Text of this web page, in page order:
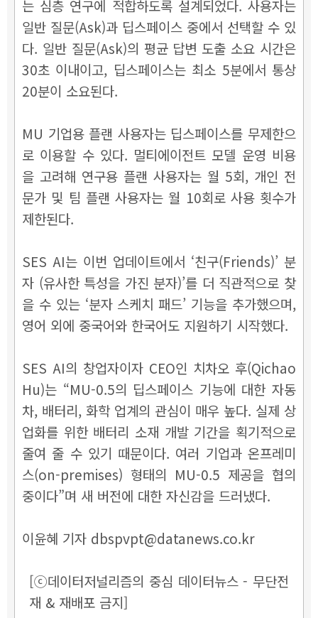
는 심층 연구에 적합하도록 설계되었다. 사용자는
일반 질문(Ask)과 딥스페이스 중에서 선택할 수 있
다. 일반 질문(Ask)의 평균 답변 도출 소요 시간은
30초 이내이고, 딥스페이스는 최소 5분에서 통상
20분이 소요된다.
MU 기업용 플랜 사용자는 딥스페이스를 무제한으
로 이용할 수 있다. 멀티에이전트 모델 운영 비용
을 고려해 연구용 플랜 사용자는 월 5회, 개인 전
문가 및 팀 플랜 사용자는 월 10회로 사용 횟수가
제한된다.
SES AI는 이번 업데이트에서 ‘친구(Friends)’ 분
자 (유사한 특성을 가진 분자)’를 더 직관적으로 찾
을 수 있는 ‘분자 스케치 패드’ 기능을 추가했으며,
영어 외에 중국어와 한국어도 지원하기 시작했다.
SES AI의 창업자이자 CEO인 치차오 후(Qichao
Hu)는 “MU-0.5의 딥스페이스 기능에 대한 자동
차, 배터리, 화학 업계의 관심이 매우 높다. 실제 상
업화를 위한 배터리 소재 개발 기간을 획기적으로
줄여 줄 수 있기 때문이다. 여러 기업과 온프레미
스(on-premises) 형태의 MU-0.5 제공을 협의
중이다”며 새 버전에 대한 자신감을 드러냈다.
이윤혜 기자 dbspvpt@datanews.co.kr
[ⓒ데이터저널리즘의 중심 데이터뉴스 - 무단전
재 & 재배포 금지]